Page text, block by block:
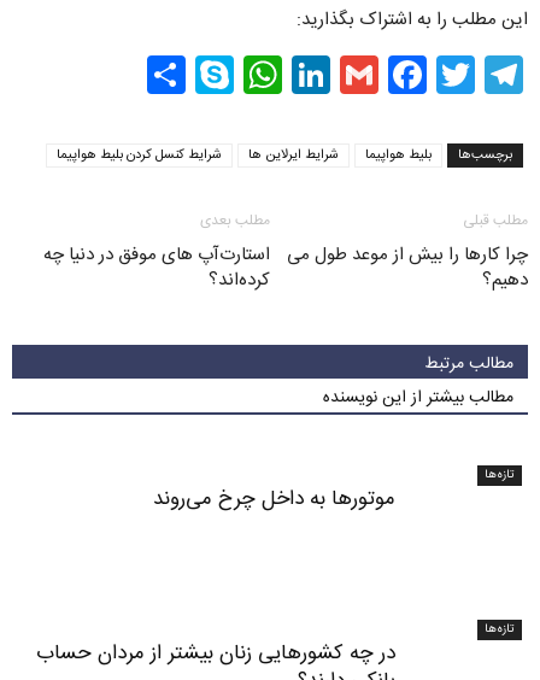
این مطلب را به اشتراک بگذارید:
Telegram
Twitter
Facebook
Gmail
LinkedIn
WhatsApp
Skype
برچسب‌ها بلیط هواپیما شرایط ایرلاین ها شرایط کنسل کردن بلیط هواپیما
مطلب قبلی
چرا کارها را بیش از موعد طول می
دهیم؟
مطلب بعدی
استارت‌آپ های موفق در دنیا چه
کرده‌اند؟
مطالب مرتبط
مطالب بیشتر از این نویسنده
تازه‌ها
موتورها به داخل چرخ می‌روند
تازه‌ها
در چه کشورهایی زنان بیشتر از مردان حساب